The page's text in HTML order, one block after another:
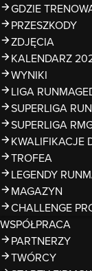
GDZIE
PRZESZKODY
ZDJĘCIA
KALENDARZ
WYNIKI
LIGA
SUPERLIGA
SUPERLIGA
KWALIFIKACJE
TROFEA
LEGENDY
MAGAZYN
CHALLENGE
WSPÓŁPRACA
PARTNERZY
TWÓRCY